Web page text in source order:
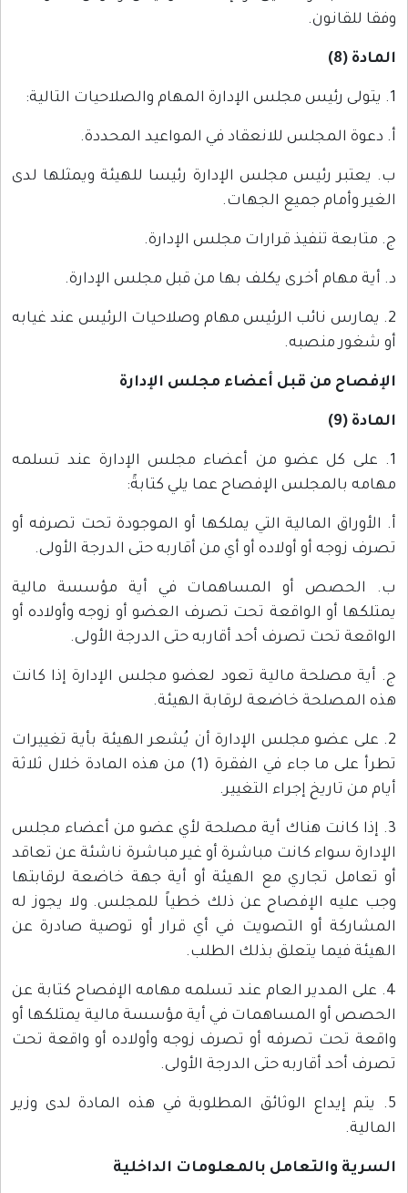
وفقا للقانون.
المادة (8)
1. يتولى رئيس مجلس الإدارة المهام والصلاحيات التالية:
أ. دعوة المجلس للانعقاد في المواعيد المحددة.
ب. يعتبر رئيس مجلس الإدارة رئيسا للهيئة ويمثلها لدى
الغير وأمام جميع الجهات.
ج. متابعة تنفيذ قرارات مجلس الإدارة.
د. أية مهام أخرى يكلف بها من قبل مجلس الإدارة.
2. يمارس نائب الرئيس مهام وصلاحيات الرئيس عند غيابه
أو شغور منصبه.
الإفصاح من قبل أعضاء مجلس الإدارة
المادة (9)
1. على كل عضو من أعضاء مجلس الإدارة عند تسلمه
مهامه بالمجلس الإفصاح عما يلي كتابةً:
أ. الأوراق المالية التي يملكها أو الموجودة تحت تصرفه أو
تصرف زوجه أو أولاده أو أي من أقاربه حتى الدرجة الأولى.
ب. الحصص أو المساهمات في أية مؤسسة مالية
يمتلكها أو الواقعة تحت تصرف العضو أو زوجه وأولاده أو
الواقعة تحت تصرف أحد أقاربه حتى الدرجة الأولى.
ج. أية مصلحة مالية تعود لعضو مجلس الإدارة إذا كانت
هذه المصلحة خاضعة لرقابة الهيئة.
2. على عضو مجلس الإدارة أن يُشعر الهيئة بأية تغييرات
تطرأ على ما جاء في الفقرة (1) من هذه المادة خلال ثلاثة
أيام من تاريخ إجراء التغيير.
3. إذا كانت هناك أية مصلحة لأي عضو من أعضاء مجلس
الإدارة سواء كانت مباشرة أو غير مباشرة ناشئة عن تعاقد
أو تعامل تجاري مع الهيئة أو أية جهة خاضعة لرقابتها
وجب عليه الإفصاح عن ذلك خطياً للمجلس. ولا يجوز له
المشاركة أو التصويت في أي قرار أو توصية صادرة عن
الهيئة فيما يتعلق بذلك الطلب.
4. على المدير العام عند تسلمه مهامه الإفصاح كتابة عن
الحصص أو المساهمات في أية مؤسسة مالية يمتلكها أو
واقعة تحت تصرفه أو تصرف زوجه وأولاده أو واقعة تحت
تصرف أحد أقاربه حتى الدرجة الأولى.
5. يتم إيداع الوثائق المطلوبة في هذه المادة لدى وزير
المالية.
السرية والتعامل بالمعلومات الداخلية